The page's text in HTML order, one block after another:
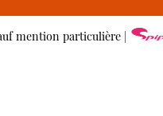
mention particulière |